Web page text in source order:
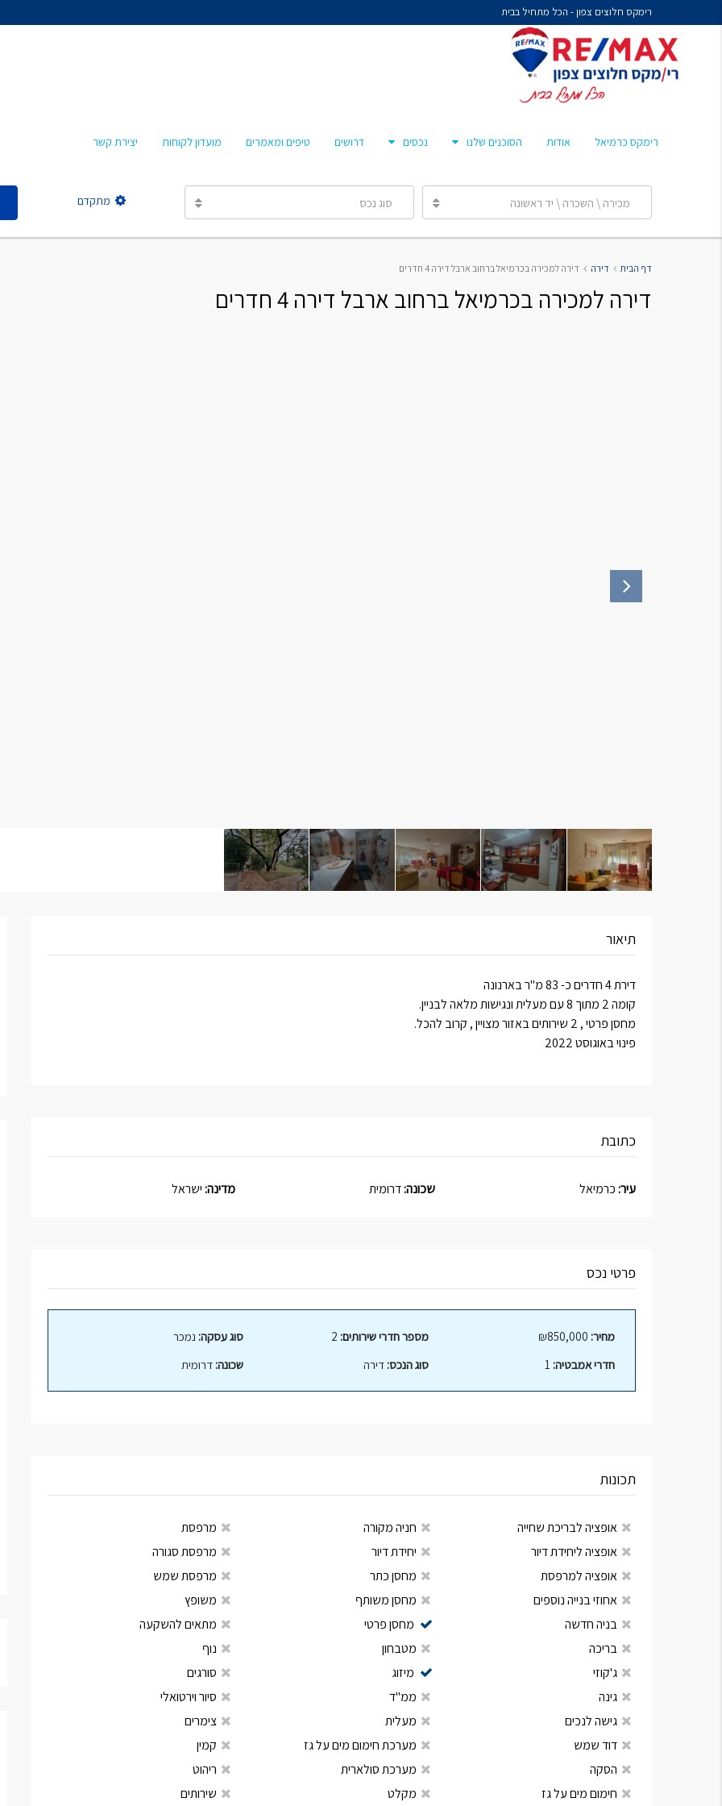
רימקס חלוצים צפון - הכל מתחיל בבית
רימקס כרמיאל אודות הסוכנים שלנו
מיכל קורלנד
מרסלו גלז
מרטה אמבון
נכסים דרושים טיפים ומאמרים מועדון לקוחות יצירת קשר
מכירה \ השכרה \ יד ראשונה סוג נכס מתקדם
דף הבית דירה דירה למכירה בכרמיאל ברחוב ארבל דירה 4 חדרים
דירה למכירה בכרמיאל ברחוב ארבל דירה 4 חדרים
תיאור
דירת 4 חדרים כ- 83 מ"ר בארנונה
קומה 2 מתוך 8 עם מעלית ונגישות מלאה לבניין.
מחסן פרטי , 2 שירותים באזור מצויין , קרוב להכל.
פינוי באוגוסט 2022
כתובת
עיר:כרמיאל שכונה:דרומית מדינה:ישראל
פרטי נכס
מחיר:
חדרי אמבטיה:
מספר חדרי שירותים:
סוג הנכס: דירה
סוג עסקה: נמכר
שכונה: דרומית
תכונות
אופציה לבריכת שחייה
אופציה ליחידת דיור
אופציה למרפסת
אחוזי בנייה נוספים
בניה חדשה
בריכה
ג'קוזי
גינה
גישה לנכים
דוד שמש
הסקה
חימום מים על גז
חניה מקורה
יחידת דיור
מחסן כתר
מחסן משותף
מחסן פרטי
מטבחון
מיזוג
ממ"ד
מעלית
מערכת חימום מים על גז
מערכת סולארית
מקלט
מרפסת
מרפסת סגורה
מרפסת שמש
משופץ
מתאים להשקעה
נוף
סורגים
סיור וירטואלי
צימרים
קמין
ריהוט
שירותים
נח איציקזון- זכיין
חן צאיג – מאמן סוכנים
טלי עזרא